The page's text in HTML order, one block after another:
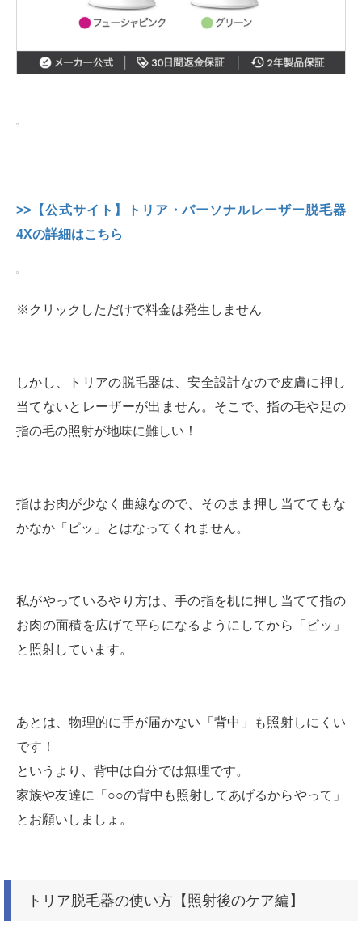
>>【公式サイト】トリア・パーソナルレーザー脱毛器
4Xの詳細はこちら
※クリックしただけで料金は発生しません
しかし、トリアの脱毛器は、安全設計なので皮膚に押し
当てないとレーザーが出ません。そこで、指の毛や足の
指の毛の照射が地味に難しい！
指はお肉が少なく曲線なので、そのまま押し当ててもな
かなか「ピッ」とはなってくれません。
私がやっているやり方は、手の指を机に押し当てて指の
お肉の面積を広げて平らになるようにしてから「ピッ」
と照射しています。
あとは、物理的に手が届かない「背中」も照射しにくい
です！
というより、背中は自分では無理です。
家族や友達に「○○の背中も照射してあげるからやって」
とお願いしましょ。
トリア脱毛器の使い方【照射後のケア編】